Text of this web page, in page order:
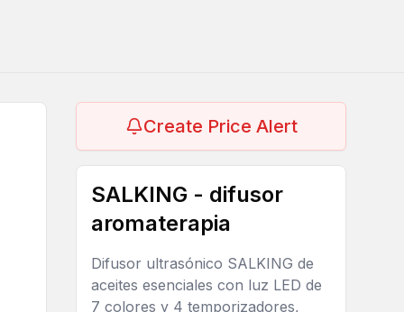
Create Price Alert
SALKING - difusor
aromaterapia
Difusor ultrasónico SALKING de
aceites esenciales con luz LED de
7 colores y 4 temporizadores,